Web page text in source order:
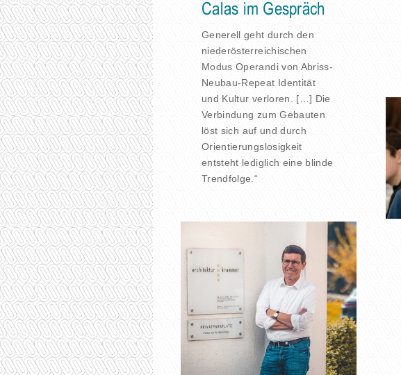
Calas im Gespräch
Generell geht durch den
niederösterreichischen
Modus Operandi von Abriss-
Neubau-Repeat Identität
und Kultur verloren. […] Die
Verbindung zum Gebauten
löst sich auf und durch
Orientierungslosigkeit
entsteht lediglich eine blinde
Trendfolge.“